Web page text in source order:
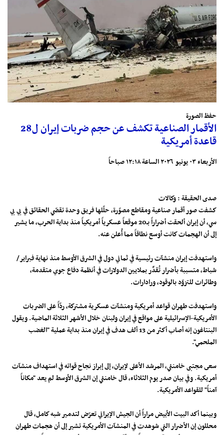
حفظ الصورة
الأقمار الصناعية تكشف عن حجم ضربات إيران ل28
قاعدة أمريكية
الأربعاء ٠٣ يونيو ٢٠٢٦ الساعة ١٢:١٨ صباحاً
صدى الحقيقة : وكالات
كشفت صور أقمار صناعية ومقاطع مصوّرة، حلّلها فريق وحدة تقصّي الحقائق في بي بي
سي، أن إيران ألحقت أضراراً بـ20 موقعاً عسكرياً أمريكياً منذ بداية الحرب، ما يشير
إلى أن الهجمات كانت أوسع نطاقاً مما أُعلن عنه.
واستهدفت إيران منشآت رئيسية في ثماني دول في الشرق الأوسط منذ نهاية فبراير/
شباط، متسببة بأضرار تُقدَّر بملايين الدولارات في أنظمة دفاع جوي متقدمة،
وطائرات للتزوّد بالوقود، ورادارات.
واستهدفت طهران قواعد أمريكية ومنشآت عسكرية مشتركة، ردّاً على الضربات
الأمريكية-الإسرائيلية على مواقع في إيران ولبنان خلال الأشهر الثلاثة الماضية. ويقول
البنتاغون إنه أصاب أكثر من 13 ألف هدف في إيران منذ بداية عملية "الغضب
الملحمي".
سعى مجتبى خامنئي، المرشد الأعلى لإيران، إلى إبراز نجاح قواته في استهداف منشآت
أمريكية. وفي بيان صدر يوم الثلاثاء، قال خامنئي إن الشرق الأوسط لم يعد "مكاناً
آمناً" للقواعد الأمريكية.
وبينما أكد البيت الأبيض مراراً أن الجيش الإيراني تعرّض لتدمير شبه كامل، قال
محللون إن الأضرار التي شوهدت في المنشآت الأمريكية تشير إلى أن هجمات طهران